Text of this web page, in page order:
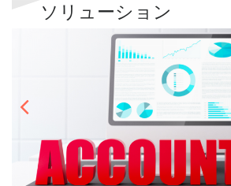
ソリューション